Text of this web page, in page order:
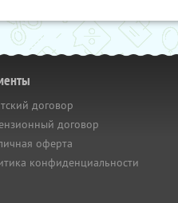
договор
договор
оферта
конфиденциальности